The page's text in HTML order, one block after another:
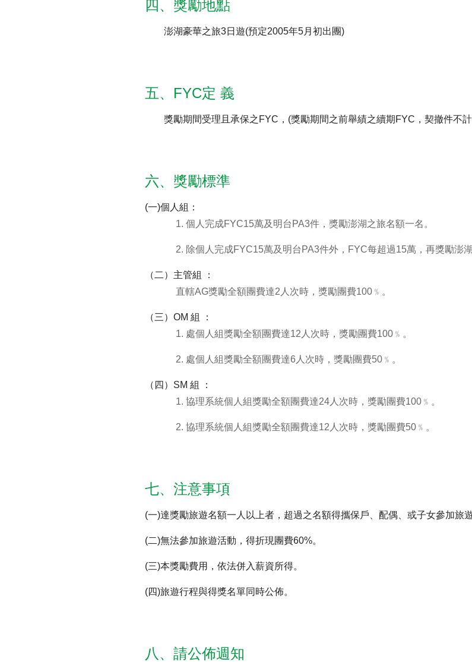
四、獎勵地點
澎湖豪華之旅3日遊(預定2005年5月初出團)
五、FYC定 義
獎勵期間受理且承保之FYC，(獎勵期間之前舉績之續期FYC，契撤件不計
六、獎勵標準
(一)個人組：
1. 個人完成FYC15萬及明台PA3件，獎勵澎湖之旅名額一名。
2. 除個人完成FYC15萬及明台PA3件外，FYC每超過15萬，再獎勵澎
（二）主管組 ：
直轄AG獎勵全額團費達2人次時，獎勵團費100﹪。
（三）OM 組 ：
1. 處個人組獎勵全額團費達12人次時，獎勵團費100﹪。
2. 處個人組獎勵全額團費達6人次時，獎勵團費50﹪。
（四）SM 組 ：
1. 協理系統個人組獎勵全額團費達24人次時，獎勵團費100﹪。
2. 協理系統個人組獎勵全額團費達12人次時，獎勵團費50﹪。
七、注意事項
(一)達獎勵旅遊名額一人以上者，超過之名額得攜保戶、配偶、或子女參加旅遊
(二)無法參加旅遊活動，得折現團費60%。
(三)本獎勵費用，依法併入薪資所得。
(四)旅遊行程與得獎名單同時公佈。
八、請公佈週知